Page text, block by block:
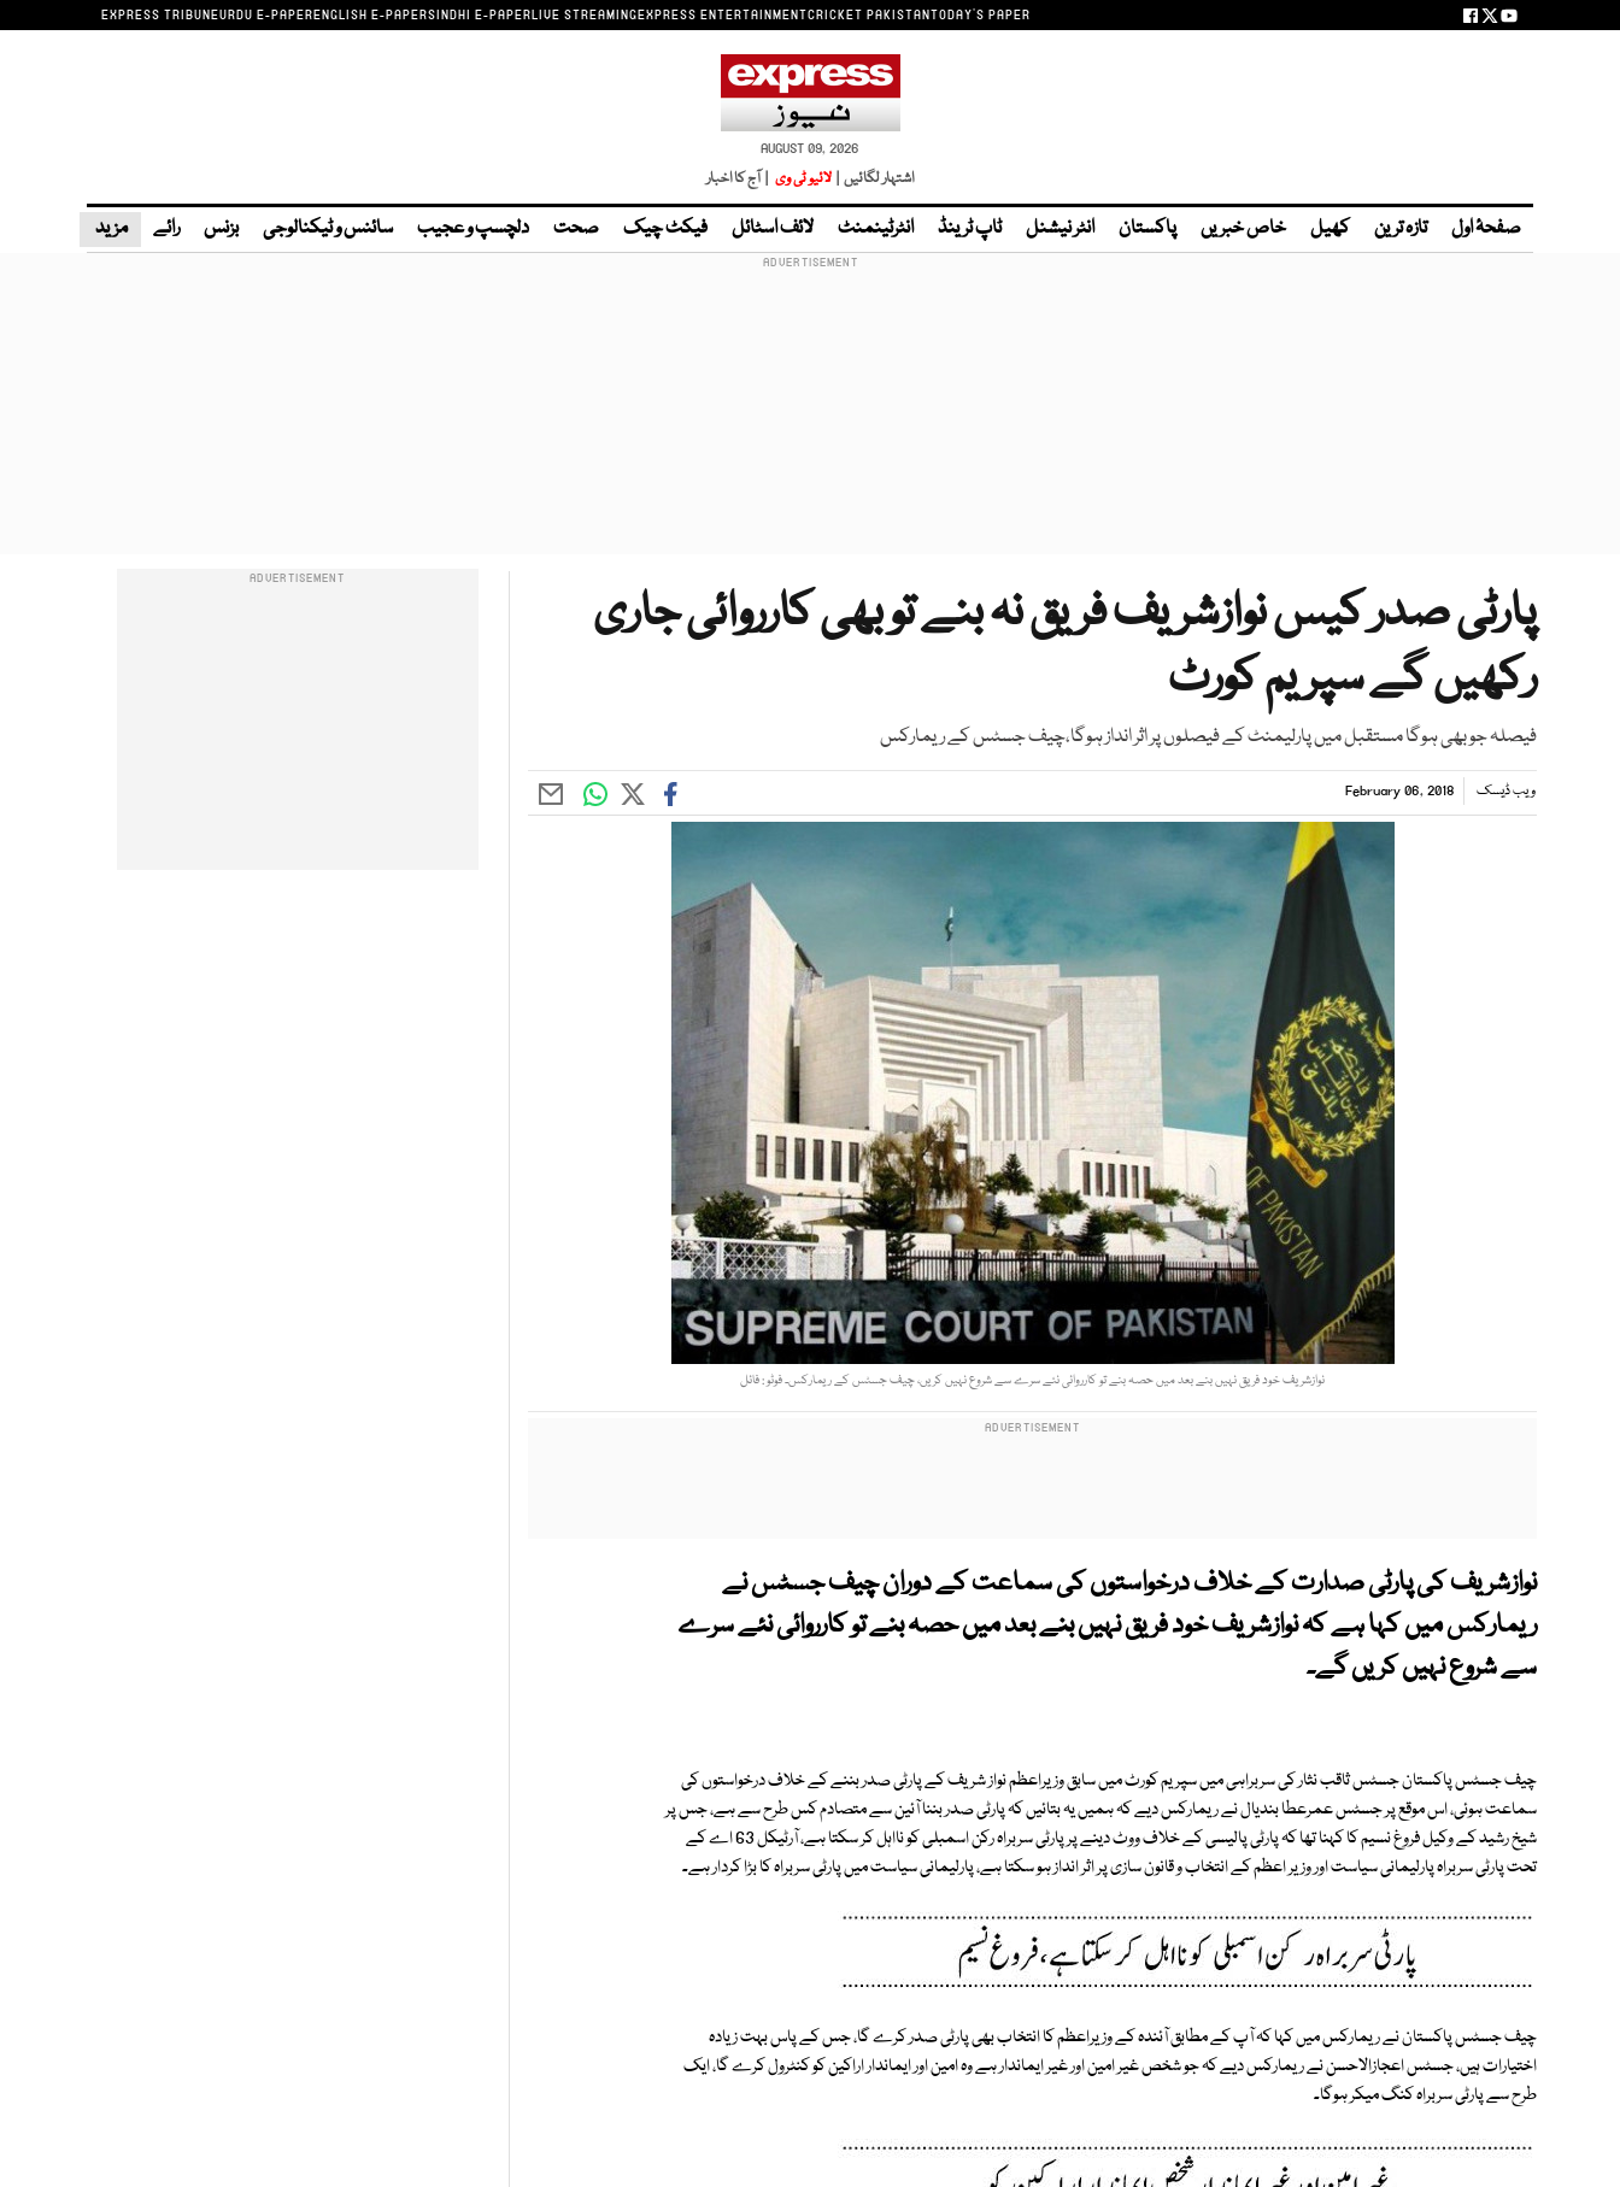
EXPRESS TRIBUNEURDU E-PAPERENGLISH E-PAPERSINDHI E-PAPERLIVE STREAMINGEXPRESS ENTERTAINMENTCRICKET PAKISTANTODAY'S PAPER
AUGUST 09, 2026
اشتہار لگائیں | لائیو ٹی وی | آج کا اخبار
صفحۂ اول تازہ ترین کھیل خاص خبریں پاکستان انٹر نیشنل ٹاپ ٹرینڈ انٹرٹینمنٹ لائف اسٹائل فیکٹ چیک صحت دلچسپ و عجیب سائنس و ٹیکنالوجی بزنس رائے مزید
پارٹی صدر کیس نوازشریف فریق نہ بنے تو بھی کارروائی جاری
رکھیں گے سپریم کورٹ
فیصلہ جو بھی ہوگا مستقبل میں پارلیمنٹ کے فیصلوں پر اثر انداز ہوگا،چیف جسٹس کے ریمارکس
ویب ڈیسک February 06, 2018
نوازشریف خود فریق نہیں بنے بعد میں حصہ بنے تو کارروائی نئے سرے سے شروع نہیں کریں، چیف جسٹس کے ریمارکس۔ فوٹو : فائل
نوازشریف کی پارٹی صدارت کے خلاف درخواستوں کی سماعت کے دوران چیف جسٹس نے
ریمارکس میں کہا ہے کہ نوازشریف خود فریق نہیں بنے بعد میں حصہ بنے تو کارروائی نئے سرے
سے شروع نہیں کریں گے۔
چیف جسٹس پاکستان جسٹس ثاقب نثار کی سربراہی میں سپریم کورٹ میں سابق وزیراعظم نواز شریف کے پارٹی صدر بننے کے خلاف درخواستوں کی
سماعت ہوئی، اس موقع پر جسٹس عمرعطا بندیال نے ریمارکس دیے کہ ہمیں یہ بتائیں کہ پارٹی صدر بننا آئین سے متصادم کس طرح سے ہے، جس پر
شیخ رشید کے وکیل فروغ نسیم کا کہنا تھا کہ پارٹی پالیسی کے خلاف ووٹ دینے پر پارٹی سربراہ رکن اسمبلی کو نااہل کر سکتا ہے، آرٹیکل 63 اے کے
تحت پارٹی سربراہ پارلیمانی سیاست اور وزیر اعظم کے انتخاب و قانون سازی پر اثر انداز ہو سکتا ہے، پارلیمانی سیاست میں پارٹی سربراہ کا بڑا کردار ہے۔
چیف جسٹس پاکستان نے ریمارکس میں کہا کہ آپ کے مطابق آئندہ کے وزیراعظم کا انتخاب بھی پارٹی صدر کرے گا، جس کے پاس بہت زیادہ
اختیارات ہیں، جسٹس اعجازالاحسن نے ریمارکس دیے کہ جو شخص غیر امین اور غیر ایماندار ہے وہ امین اور ایماندار اراکین کو کنٹرول کرے گا، ایک
طرح سے پارٹی سربراہ کنگ میکر ہوگا۔